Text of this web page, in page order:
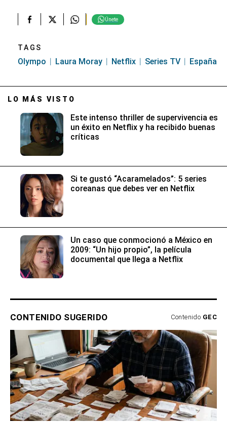
Únete
TAGS
Olympo Laura Moray Netflix Series TV España
LO MÁS VISTO
Este intenso thriller de supervivencia es
un éxito en Netflix y ha recibido buenas
críticas
Si te gustó “Acaramelados”: 5 series
coreanas que debes ver en Netflix
Un caso que conmocionó a México en
2009: “Un hijo propio”, la película
documental que llega a Netflix
CONTENIDO SUGERIDO Contenido GEC